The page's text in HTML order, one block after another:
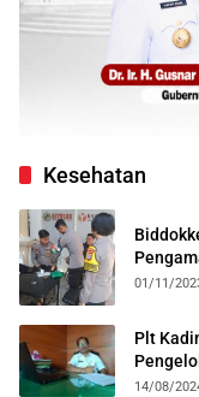
Kesehatan
01/11/
Plt
14/08/